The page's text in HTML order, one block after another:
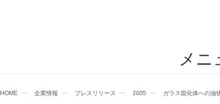
メニ
HOME 企業情報 プレスリリース 2005 ガラス固化体への油